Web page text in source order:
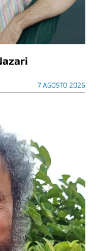
7 AGOSTO 2026